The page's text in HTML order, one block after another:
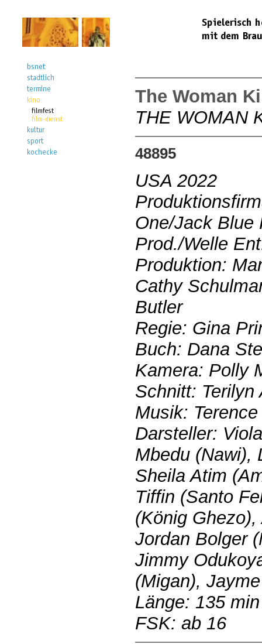
The Woman
THE WOMAN
48895
USA 2022
One/Jack Blue
Prod./Welle
Produktion:
Cathy
Butler
Regie: Gina
Buch: Dana
Kamera: Polly
Schnitt: Terilyn
Musik:
Darsteller:
Mbedu (Nawi),
Sheila Atim
Tiffin (Santo
(König
Jordan Bolger
Jimmy
(Migan),
Länge: 135 min
FSK: ab 16